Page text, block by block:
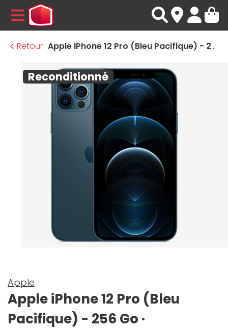
MENU
Retour
Apple iPhone 12 Pro (Bleu Pacifique) - 256 Go · Reconditionné
Reconditionné
Apple
Apple iPhone 12 Pro (Bleu
Pacifique) - 256 Go ·